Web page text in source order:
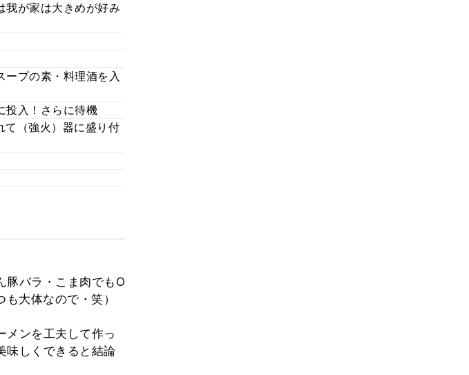
が家は大きめが好み
プの素・料理酒を入
投入！さらに待機
（強火）器に盛り付
豚バラ・こま肉でもO
大体なので・笑）
メンを工夫して作っ
味しくできると結論